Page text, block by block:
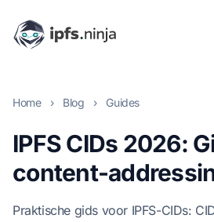
Home › Blog › Guides
IPFS CIDs 2026:
content-
Praktische gids voor IPFS-CIDs: